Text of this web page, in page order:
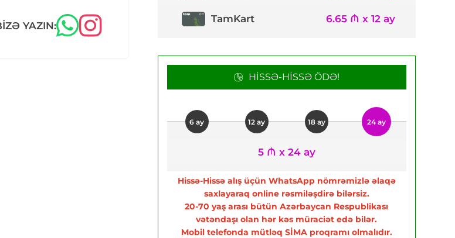
YAZIN:
TamKart 6.65 ₼ x 12 ay
HISSƏ-HISSƏ ÖDƏ!
6 ay 12 ay 18 ay 24 ay
5 ₼ x 24 ay
Hissə-Hissə alış üçün WhatsApp nömrəmizlə əlaqə
saxlayaraq online rəsmiləşdirə bilərsiz.
20-70 yaş arası bütün Azərbaycan Respublikası
vətəndaşı olan hər kəs müraciət edə bilər.
Mobil telefonda mütləq SİMA proqramı olmalıdır.